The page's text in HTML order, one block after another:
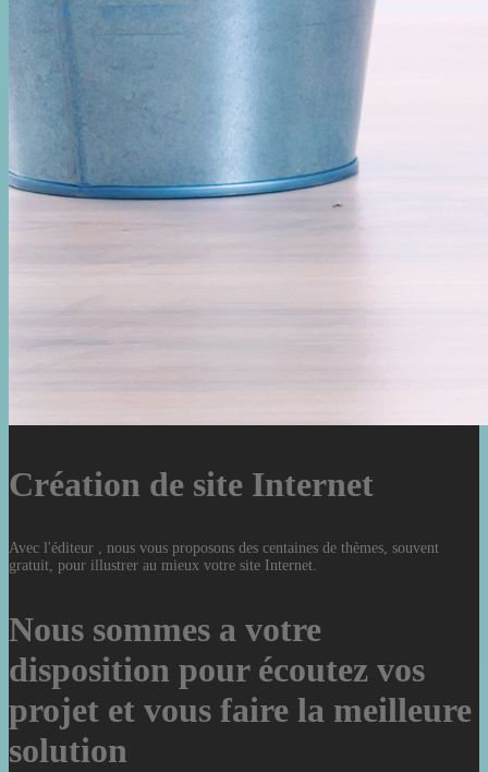
Création de site Internet
Avec l'éditeur , nous vous proposons des centaines de thèmes, souvent
gratuit, pour illustrer au mieux votre site Internet.
Nous sommes a votre
disposition pour écoutez vos
projet et vous faire la meilleure
solution